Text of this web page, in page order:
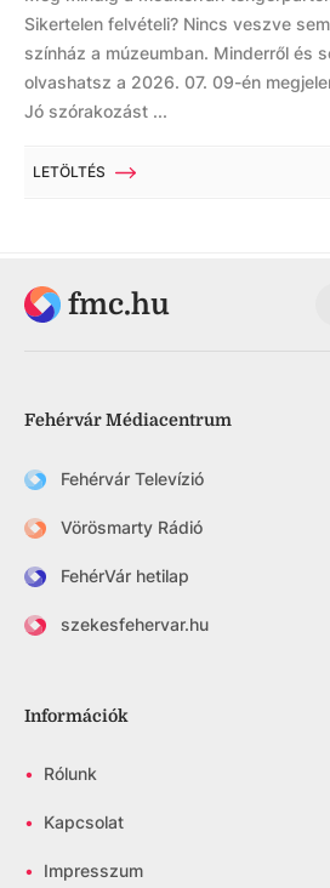
Sikertelen felvételi? Nincs veszve
színház a múzeumban. Minderről és
olvashatsz a 2026. 07. 09-én
Jó szórakozást ...
LETÖLTÉS
fmc.hu
Fehérvár Médiacentrum
Fehérvár Televízió
Vörösmarty Rádió
FehérVár hetilap
szekesfehervar.hu
Információk
• Rólunk
• Kapcsolat
• Impresszum